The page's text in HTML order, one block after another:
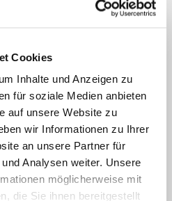
Cookies
Inhalte und Anzeigen zu
für soziale Medien anbieten
auf unsere Website zu
wir Informationen zu Ihrer
an unsere Partner für
Analysen weiter. Unsere
möglicherweise mit
die Sie ihnen bereitgestellt
der Direktor der
Karl
Jörg
diesem Tag in der
in einem
der